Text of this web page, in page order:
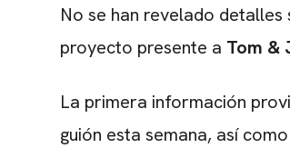
No se han revelado
proyecto presente a Tom &
La primera información
guión esta semana, así